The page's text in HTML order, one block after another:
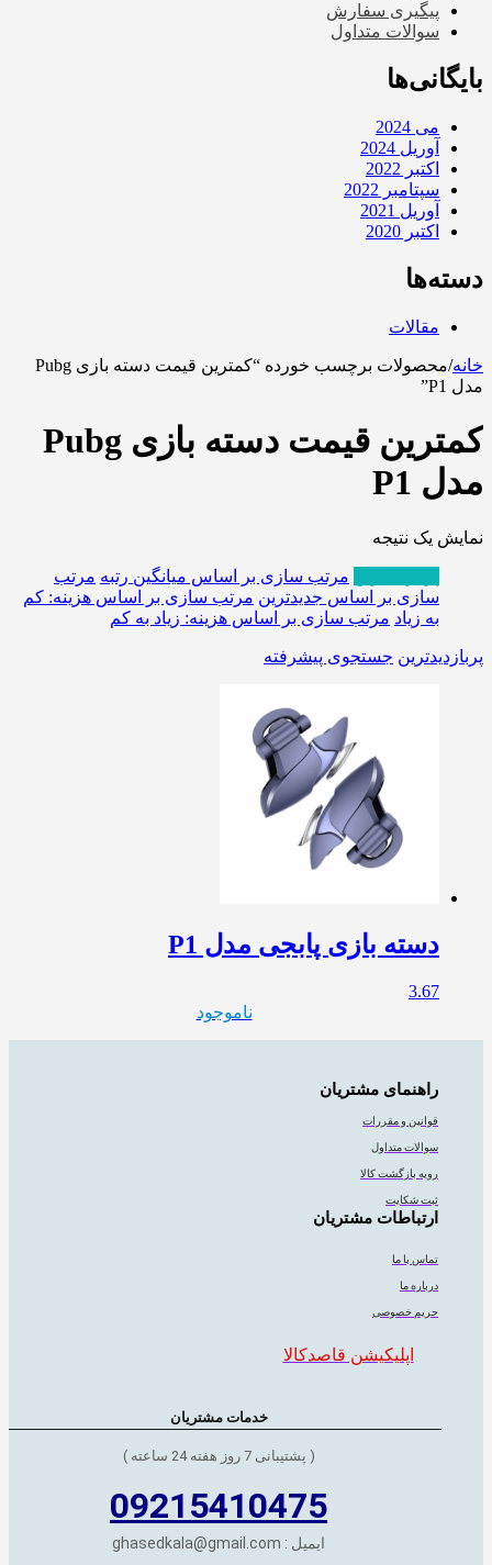
پیگیری سفارش
سوالات متداول
بایگانی‌ها
می 2024
آوریل 2024
اکتبر 2022
سپتامبر 2022
آوریل 2021
اکتبر 2020
دسته‌ها
مقالات
خانه/
محصولات برچسب خورده “کمترین قیمت دسته بازی Pubg
مدل P1”
کمترین قیمت دسته بازی Pubg
مدل P1
نمایش یک نتیجه
مرتب سازی بر اساس میانگین رتبه مرتب
سازی بر اساس جدیدترین مرتب سازی بر اساس هزینه: کم
به زیاد مرتب سازی بر اساس هزینه: زیاد به کم
پربازدیدترین جستجوی پیشرفته
دسته بازی پابجی مدل P1
3.67
ناموجود
راهنمای مشتریان
قوانین و مقررات
سوالات متداول
رویه بازگشت کالا
ثبت شکایت
ارتباطات مشتریان
تماس با ما
درباره ما
حریم خصوصی
اپلیکیشن قاصدکالا
خدمات مشتریان
( پشتیبانی 7 روز هفته 24 ساعته )
09215410475
ایمیل : ghasedkala@gmail.com